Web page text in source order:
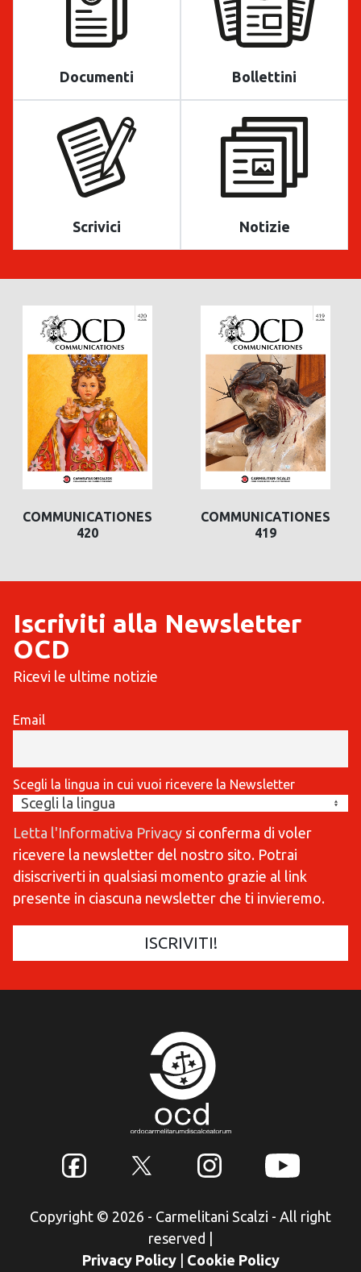
Documenti Bollettini
Scrivici Notizie
COMMUNICATIONES
419
COMMUNICATIONES
422
Iscriviti alla Newsletter
OCD
Ricevi le ultime notizie
Email
Scegli la lingua in cui vuoi ricevere la Newsletter
Letta l'Informativa Privacy si conferma di voler
ricevere la newsletter del nostro sito. Potrai
disiscriverti in qualsiasi momento grazie al link
presente in ciascuna newsletter che ti invieremo.
Copyright © 2026 - Carmelitani Scalzi - All right
reserved
Privacy Policy
Cookie Policy